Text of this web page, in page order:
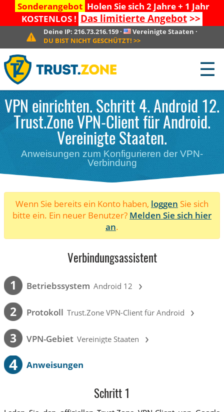
Sonderangebot Holen Sie sich 2 Jahre + 1 Jahr
KOSTENLOS ! Das limitierte Angebot>>
Deine IP: 216.73.216.159· Vereinigte Staaten ·
DU BIST NICHT GESCHÜTZT! >>
☰
VPN einrichten. Schritt 4. Android 12.
Trust.Zone VPN-Client für Android.
Vereinigte Staaten.
Anweisungen zum Konfigurieren der VPN-
Verbindung
Wenn Sie bereits ein Konto haben, loggen Sie sich
bitte ein. Ein neuer Benutzer? Melden Sie sich hier
an.
Verbindungsassistent
1 Betriebssystem Android 12 ›
2 Protokoll Trust.Zone VPN-Client für Android ›
3 VPN-Gebiet Vereinigte Staaten ›
4 Anweisungen
Schritt 1